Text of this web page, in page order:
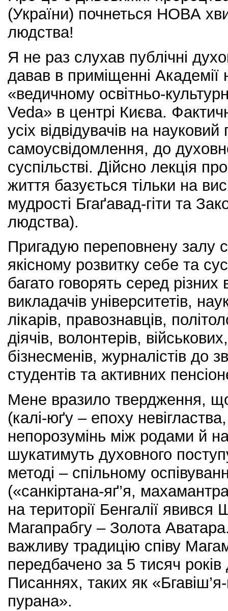
(України) почнеться НОВА
людства!
Я не раз слухав публічні
давав в приміщенні Академії
«ведичному освітньо-
Veda» в центрі Києва.
усіх відвідувачів на науковий
самоусвідомлення, до
суспільстві. Дійсно лекція
життя базується тільки на
мудрості Бгаґавад-гіти та
людства).
Пригадую переповнену залу
якісному розвитку себе та
багато говорять серед
викладачів університетів,
лікарів, правознавців,
діячів, волонтерів,
бізнесменів, журналістів до
студентів та активних
Мене вразило твердження,
(калі-юґу – епоху
непорозумінь між родами й
шукатимуть духовного
методі – спільному
(«санкіртана-яґ’я,
на території Бенгалії явився
Магапрабгу – Золота
важливу традицію співу
передбачено за 5 тисяч років
Писаннях, таких як
пурана».